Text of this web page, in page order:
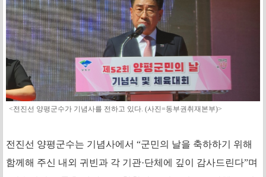
<전진선 양평군수가 기념사를 전하고 있다. (사진=동부권취재본부)>
전진선 양평군수는 기념사에서 “군민의 날을 축하하기 위해
함께해 주신 내외 귀빈과 각 기관·단체에 깊이 감사드린다”며